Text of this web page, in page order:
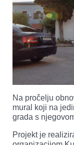
Na pročelju
mural koji na
grada s
Projekt je